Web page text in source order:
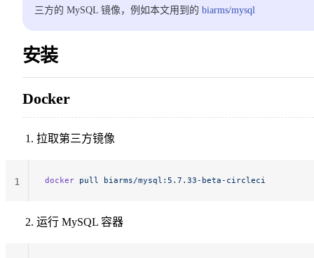
三方的 MySQL 镜像，例如本文用到的 biarms/mysql
安装
Docker
拉取第三方镜像
docker pull biarms/mysql:5.7.33-beta-circleci
1
运行 MySQL 容器